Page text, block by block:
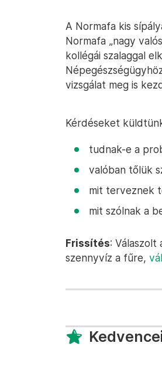
A Normafa kis
Normafa „nagy
kollégái szalaggal
vizsgálat meg is
Kérdéseket
tudnak-e a
valóban tőlük
mit terveznek
mit szólnak a
Frissítés:
szennyvíz a fűre,